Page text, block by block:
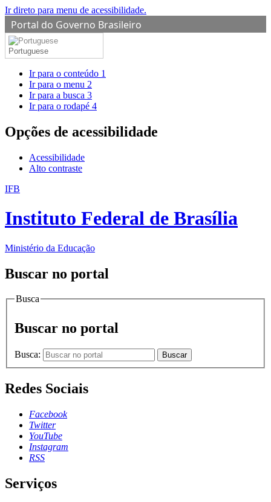
Ir direto para menu de acessibilidade.
Portal do Governo Brasileiro
Portuguese
Ir para o conteúdo 1
Ir para o menu 2
Ir para a busca 3
Ir para o rodapé 4
Opções de acessibilidade
Acessibilidade
Alto contraste
IFB
Instituto Federal de Brasília
Ministério da Educação
Buscar no portal
Busca
Buscar no portal
Busca: Buscar
Redes Sociais
Facebook
Twitter
YouTube
Instagram
RSS
Serviços